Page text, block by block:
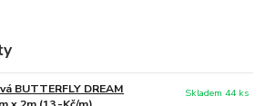
BUTTERFLY DREAM
Skladem 44 ks